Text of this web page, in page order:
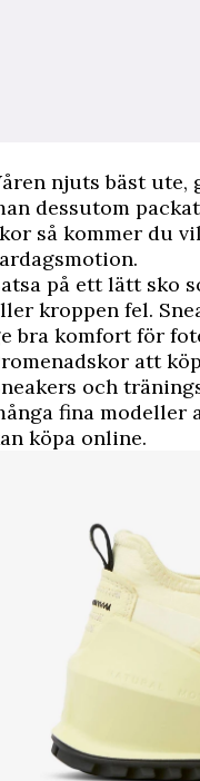
njuts bäst ute,
dessutom
så kommer du
på ett lätt sko
kroppen fel.
bra komfort för
att
och
fina modeller
köpa online.